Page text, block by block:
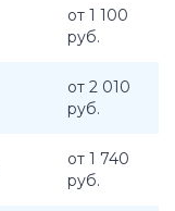
от 1 100
руб.
от 2 010
руб.
от 1 740
руб.